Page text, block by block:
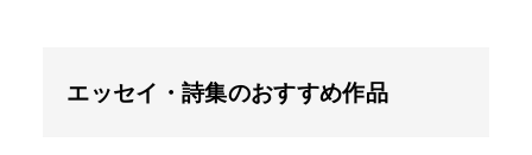
エッセイ・詩集のおすすめ作品